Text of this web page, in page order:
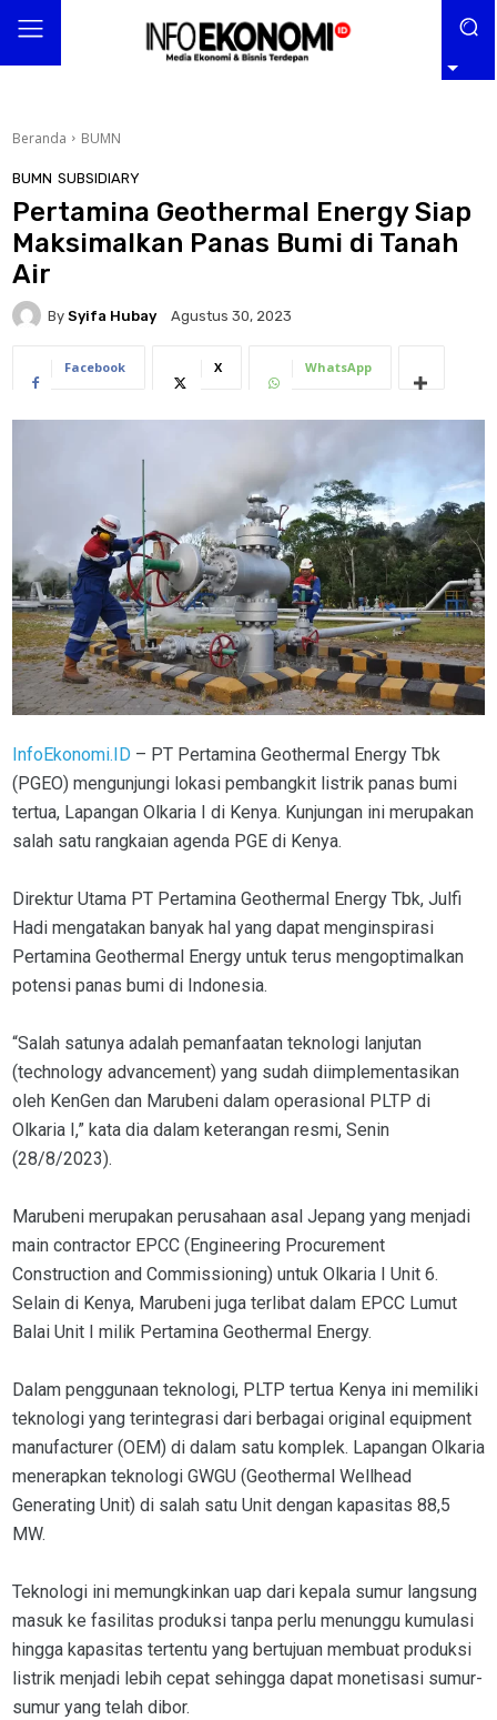
Beranda BUMN
BUMN SUBSIDIARY
Pertamina Geothermal Energy Siap
Maksimalkan Panas Bumi di Tanah
Air
By Syifa Hubay Agustus 30, 2023
Facebook X WhatsApp
InfoEkonomi.ID – PT Pertamina Geothermal Energy Tbk
(PGEO) mengunjungi lokasi pembangkit listrik panas bumi
tertua, Lapangan Olkaria I di Kenya. Kunjungan ini merupakan
salah satu rangkaian agenda PGE di Kenya.
Direktur Utama PT Pertamina Geothermal Energy Tbk, Julfi
Hadi mengatakan banyak hal yang dapat menginspirasi
Pertamina Geothermal Energy untuk terus mengoptimalkan
potensi panas bumi di Indonesia.
“Salah satunya adalah pemanfaatan teknologi lanjutan
(technology advancement) yang sudah diimplementasikan
oleh KenGen dan Marubeni dalam operasional PLTP di
Olkaria I,” kata dia dalam keterangan resmi, Senin
(28/8/2023).
Marubeni merupakan perusahaan asal Jepang yang menjadi
main contractor EPCC (Engineering Procurement
Construction and Commissioning) untuk Olkaria I Unit 6.
Selain di Kenya, Marubeni juga terlibat dalam EPCC Lumut
Balai Unit I milik Pertamina Geothermal Energy.
Dalam penggunaan teknologi, PLTP tertua Kenya ini memiliki
teknologi yang terintegrasi dari berbagai original equipment
manufacturer (OEM) di dalam satu komplek. Lapangan Olkaria
menerapkan teknologi GWGU (Geothermal Wellhead
Generating Unit) di salah satu Unit dengan kapasitas 88,5
MW.
Teknologi ini memungkinkan uap dari kepala sumur langsung
masuk ke fasilitas produksi tanpa perlu menunggu kumulasi
hingga kapasitas tertentu yang bertujuan membuat produksi
listrik menjadi lebih cepat sehingga dapat monetisasi sumur-
sumur yang telah dibor.